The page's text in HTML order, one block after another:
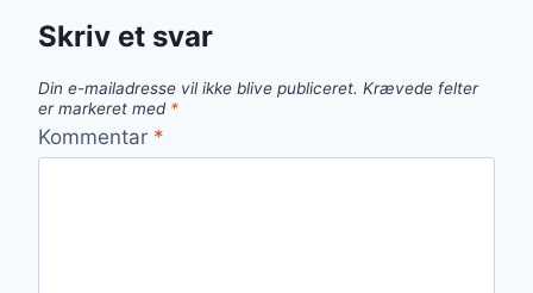
Skriv et svar
Din e-mailadresse vil ikke blive publiceret. Krævede felter
er markeret med *
Kommentar *